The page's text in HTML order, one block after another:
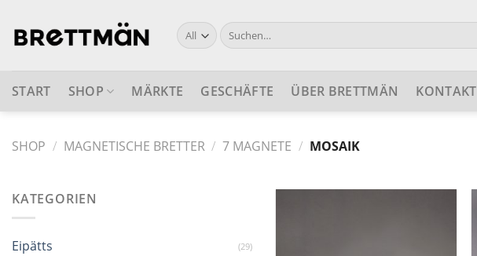
content
Suche
nach:
START SHOP MÄRKTE GESCHÄFTE ÜBER BRETTMÄN KONTAKT
SHOP / MAGNETISCHE BRETTER / 7 MAGNETE / MOSAIK
KATEGORIEN
Eipätts (29)